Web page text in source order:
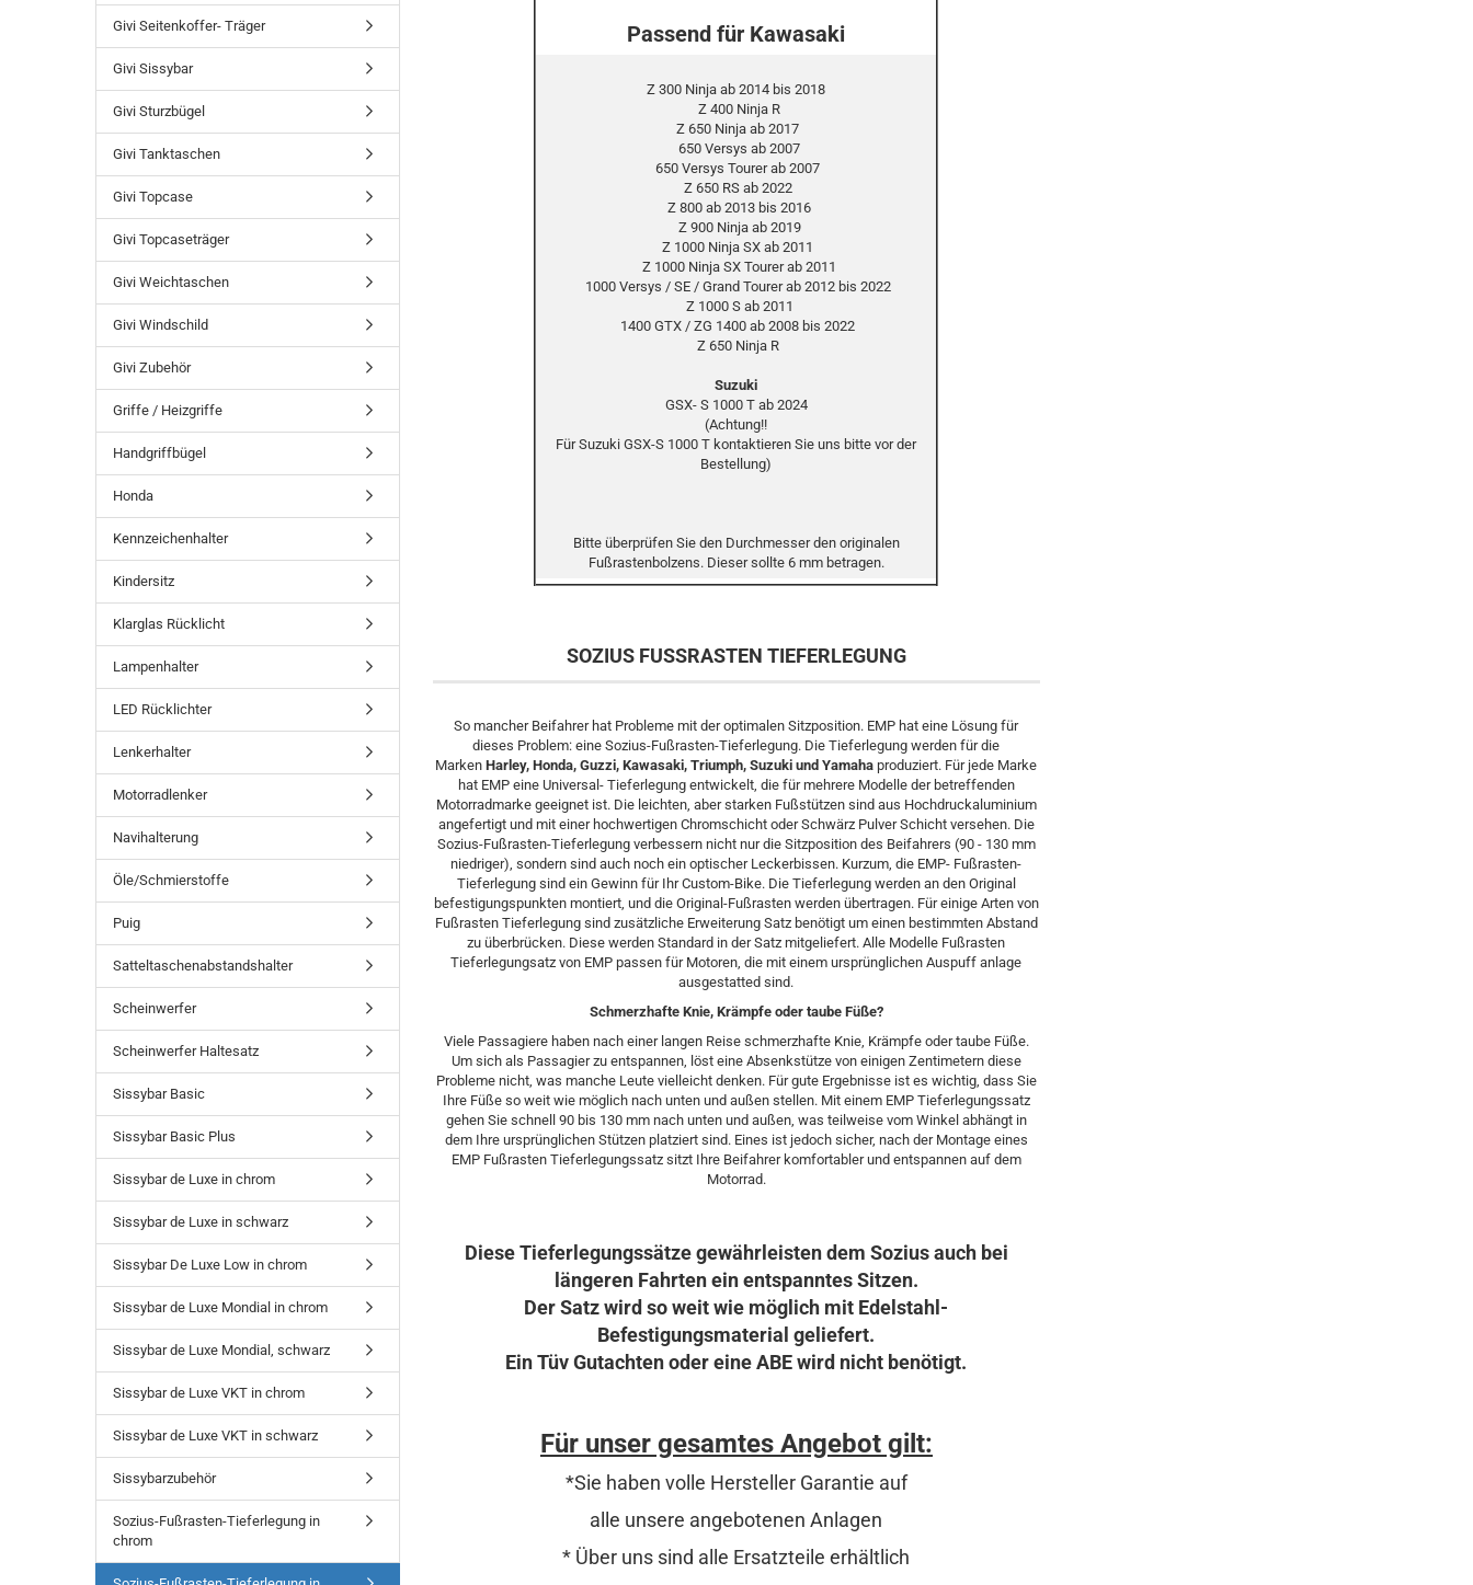
Passend für Kawasaki
Z 300 Ninja ab 2014 bis 2018
Z 400 Ninja R
Z 650 Ninja ab 2017
650 Versys ab 2007
650 Versys Tourer ab 2007
Z 650 RS ab 2022
Z 800 ab 2013 bis 2016
Z 900 Ninja ab 2019
Z 1000 Ninja SX ab 2011
Z 1000 Ninja SX Tourer ab 2011
1000 Versys / SE / Grand Tourer ab 2012 bis 2022
Z 1000 S ab 2011
1400 GTX / ZG 1400 ab 2008 bis 2022
Z 650 Ninja R
Suzuki
GSX- S 1000 T ab 2024
(Achtung!!
Für Suzuki GSX-S 1000 T kontaktieren Sie uns bitte vor der
Bestellung)
Bitte überprüfen Sie den Durchmesser den originalen
Fußrastenbolzens. Dieser sollte 6 mm betragen.
SOZIUS FUSSRASTEN TIEFERLEGUNG
So mancher Beifahrer hat Probleme mit der optimalen Sitzposition. EMP hat eine Lösung für
dieses Problem: eine Sozius-Fußrasten-Tieferlegung. Die Tieferlegung werden für die
MarkenHarley, Honda, Guzzi, Kawasaki, Triumph, Suzuki und Yamaha produziert. Für jede Marke
hat EMP eine Universal- Tieferlegung entwickelt, die für mehrere Modelle der betreffenden
Motorradmarke geeignet ist. Die leichten, aber starken Fußstützen sind aus Hochdruckaluminium
angefertigt und mit einer hochwertigen Chromschicht oder Schwärz Pulver Schicht versehen. Die
Sozius-Fußrasten-Tieferlegung verbessern nicht nur die Sitzposition des Beifahrers (90 - 130 mm
niedriger), sondern sind auch noch ein optischer Leckerbissen. Kurzum, die EMP- Fußrasten-
Tieferlegung sind ein Gewinn für Ihr Custom-Bike. Die Tieferlegung werden an den Original
befestigungspunkten montiert, und die Original-Fußrasten werden übertragen. Für einige Arten von
Fußrasten Tieferlegung sind zusätzliche Erweiterung Satz benötigt um einen bestimmten Abstand
zu überbrücken. Diese werden Standard in der Satz mitgeliefert. Alle Modelle Fußrasten
Tieferlegungsatz von EMP passen für Motoren, die mit einem ursprünglichen Auspuff anlage
ausgestatted sind.
Schmerzhafte Knie, Krämpfe oder taube Füße?
Viele Passagiere haben nach einer langen Reise schmerzhafte Knie, Krämpfe oder taube Füße.
Um sich als Passagier zu entspannen, löst eine Absenkstütze von einigen Zentimetern diese
Probleme nicht, was manche Leute vielleicht denken. Für gute Ergebnisse ist es wichtig, dass Sie
Ihre Füße so weit wie möglich nach unten und außen stellen. Mit einem EMP Tieferlegungssatz
gehen Sie schnell 90 bis 130 mm nach unten und außen, was teilweise vom Winkel abhängt in
dem Ihre ursprünglichen Stützen platziert sind. Eines ist jedoch sicher, nach der Montage eines
EMP Fußrasten Tieferlegungssatz sitzt Ihre Beifahrer komfortabler und entspannen auf dem
Motorrad.​
Diese Tieferlegungssätze gewährleisten dem Sozius auch bei
längeren Fahrten ein entspanntes Sitzen.
Der Satz wird so weit wie möglich mit Edelstahl-
Befestigungsmaterial geliefert.
Ein Tüv Gutachten oder eine ABE wird nicht benötigt.
Für unser gesamtes Angebot gilt:
*Sie haben volle Hersteller Garantie auf
alle unsere angebotenen Anlagen
* Über uns sind alle Ersatzteile erhältlich
Givi Seitenkoffer- Träger
Givi Sissybar
Givi Sturzbügel
Givi Tanktaschen
Givi Topcase
Givi Topcaseträger
Givi Weichtaschen
Givi Windschild
Givi Zubehör
Griffe / Heizgriffe
Handgriffbügel
Honda
Kennzeichenhalter
Kindersitz
Klarglas Rücklicht
Lampenhalter
LED Rücklichter
Lenkerhalter
Motorradlenker
Navihalterung
Öle/Schmierstoffe
Puig
Satteltaschenabstandshalter
Scheinwerfer
Scheinwerfer Haltesatz
Sissybar Basic
Sissybar Basic Plus
Sissybar de Luxe in chrom
Sissybar de Luxe in schwarz
Sissybar De Luxe Low in chrom
Sissybar de Luxe Mondial in chrom
Sissybar de Luxe Mondial, schwarz
Sissybar de Luxe VKT in chrom
Sissybar de Luxe VKT in schwarz
Sissybarzubehör
Sozius-Fußrasten-Tieferlegung in
chrom